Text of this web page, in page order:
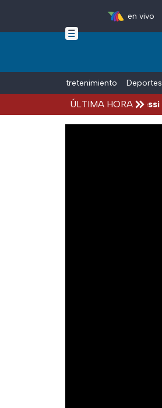
Skip to main content
en vivo
Entretenimiento Deportes
ÚLTIMA HORA
Jorge, papá de Lionel Messi